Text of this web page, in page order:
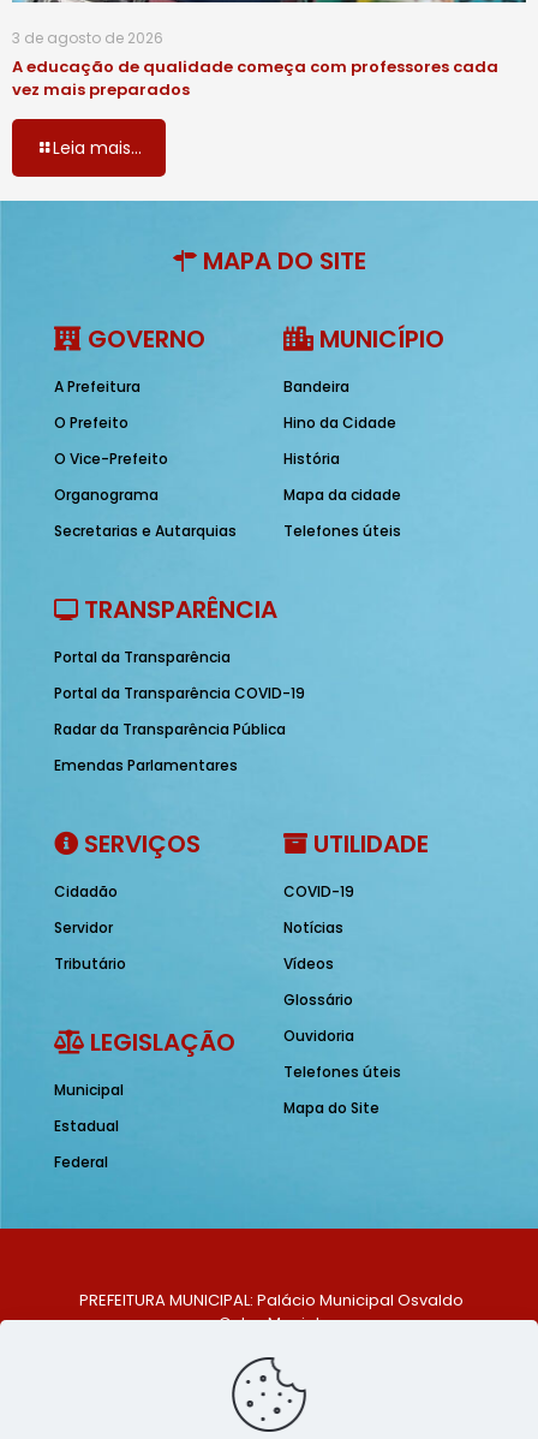
3 de agosto de 2026
A educação de qualidade começa com professores cada
vez mais preparados
Leia mais...
MAPA DO SITE
GOVERNO
A Prefeitura
O Prefeito
O Vice-Prefeito
Organograma
Secretarias e Autarquias
MUNICÍPIO
Bandeira
Hino da Cidade
História
Mapa da cidade
Telefones úteis
TRANSPARÊNCIA
Portal da Transparência
Portal da Transparência COVID-19
Radar da Transparência Pública
Emendas Parlamentares
SERVIÇOS
Cidadão
Servidor
Tributário
LEGISLAÇÃO
Municipal
Estadual
Federal
UTILIDADE
COVID-19
Notícias
Vídeos
Glossário
Ouvidoria
Telefones úteis
Mapa do Site
PREFEITURA MUNICIPAL: Palácio Municipal Osvaldo
Celso Maciel
Centro, São Bento do Una - PE. CEP: 553370-128
TELEFONE: (81) 99548-1569
E-MAIL: ouvidoria@saobentodouna.pe.gov.br